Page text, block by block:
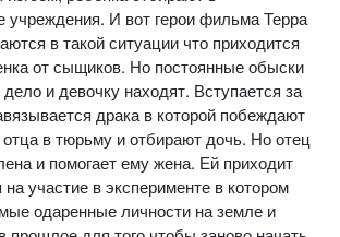
учреждения. И вот герои фильма Терра
в такой ситуации что приходится
от сыщиков. Но постоянные обыски
и девочку находят. Вступается за
драка в которой побеждают
в тюрьму и отбирают дочь. Но отец
и помогает ему жена. Ей приходит
участие в эксперименте в котором
одаренные личности на земле и